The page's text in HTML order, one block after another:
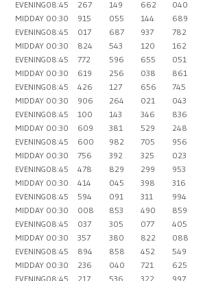
EVENING08:45 267 149 662 040
MIDDAY 00:30 915 055 144 689
EVENING08:45 017 687 937 782
MIDDAY 00:30 824 543 120 162
EVENING08:45 772 596 655 051
MIDDAY 00:30 619 256 038 861
EVENING08:45 426 127 656 745
MIDDAY 00:30 906 264 021 043
EVENING08:45 100 143 346 836
MIDDAY 00:30 609 381 529 248
EVENING08:45 600 982 705 956
MIDDAY 00:30 756 392 325 023
EVENING08:45 478 829 299 953
MIDDAY 00:30 414 045 398 316
EVENING08:45 594 091 311 994
MIDDAY 00:30 008 853 490 859
EVENING08:45 037 305 077 405
MIDDAY 00:30 357 380 822 088
EVENING08:45 894 858 452 549
MIDDAY 00:30 236 040 721 625
EVENING08:45 217 536 322 997